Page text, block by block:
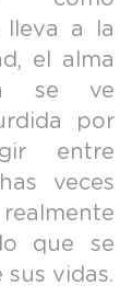
lleva a la
el alma
se ve
por
entre
veces
que se